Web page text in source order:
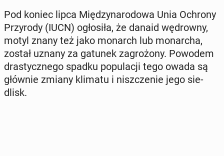
Pod koniec lipca Mię­dzy­na­ro­do­wa Unia Ochrony
Przy­ro­dy (IUCN) ogło­si­ła, że danaid wę­drow­ny,
motyl znany też jako monarch lub mo­nar­cha,
został uznany za gatunek za­gro­żo­ny. Powodem
dra­stycz­ne­go spadku po­pu­la­cji tego owada są
głównie zmiany klimatu i nisz­cze­nie jego sie­
dlisk.